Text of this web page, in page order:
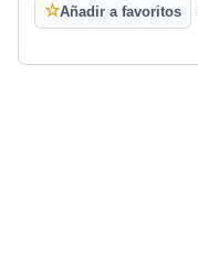
☆Añadir a favoritos